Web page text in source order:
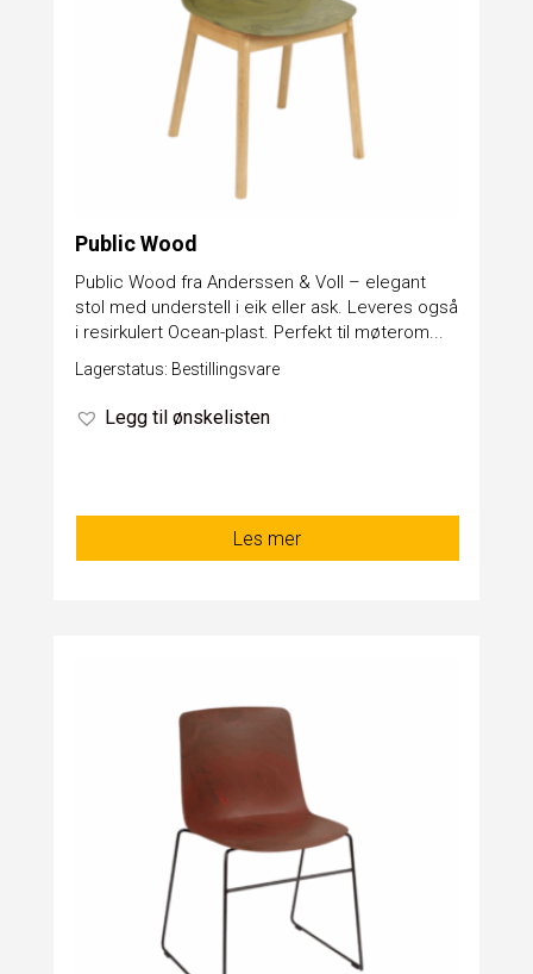
Public Wood
Public Wood fra Anderssen & Voll – elegant
stol med understell i eik eller ask. Leveres også
i resirkulert Ocean-plast. Perfekt til møterom...
Lagerstatus: Bestillingsvare
Legg til ønskelisten
Les mer